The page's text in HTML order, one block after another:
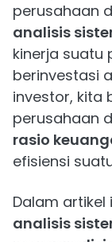
perusahaan
analisis
kinerja suatu
berinvestasi
investor, kita
perusahaan
rasio
efisiensi
Dalam artikel
analisis